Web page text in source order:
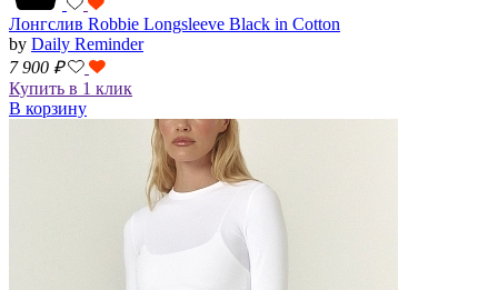
Лонгслив Robbie Longsleeve Black in Cotton
by Daily Reminder
7 900 ₽
Купить в 1 клик
В корзину